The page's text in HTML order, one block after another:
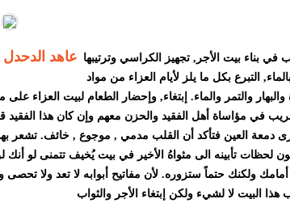
القاضي
عاهد بناء بيت الأجر, تجهيز الكراسي وترتيبها
التبرع بكل ما يلز لأيام العزاء من مواد
والتمر والماء. إبتغاء, وإحضار الطعام لبيت العزاء على
في مؤاساة أهل الفقيد والحزن معهم وإن كان هذا الفقيد
ترى دمعة العين فتأكد أن القلب مدمي , موجوع , خائف. تشعر
لحظات تأبينه الى مثواهُ الأخير في بيت يُخيف تتمنى لو أنك
أمامك ولكنك حتماً ستزوره. لأن مفاتيح أبوابه لا تعد ولا